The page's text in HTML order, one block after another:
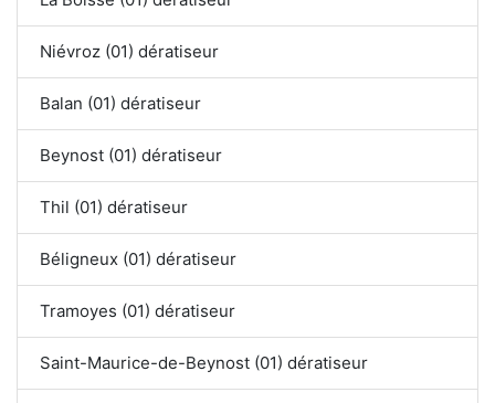
Niévroz (01) dératiseur
Balan (01) dératiseur
Beynost (01) dératiseur
Thil (01) dératiseur
Béligneux (01) dératiseur
Tramoyes (01) dératiseur
Saint-Maurice-de-Beynost (01) dératiseur